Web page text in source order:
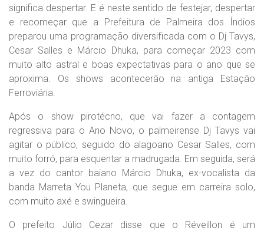
significa despertar. E é neste sentido de festejar, despertar
e recomeçar que a Prefeitura de Palmeira dos Índios
preparou uma programação diversificada com o Dj Tavys,
Cesar Salles e Márcio Dhuka, para começar 2023 com
muito alto astral e boas expectativas para o ano que se
aproxima. Os shows acontecerão na antiga Estação
Ferroviária.
Após o show pirotécno, que vai fazer a contagem
regressiva para o Ano Novo, o palmeirense Dj Tavys vai
agitar o público, seguido do alagoano Cesar Salles, com
muito forró, para esquentar a madrugada. Em seguida, será
a vez do cantor baiano Márcio Dhuka, ex-vocalista da
banda Marreta You Planeta, que segue em carreira solo,
com muito axé e swingueira.
O prefeito Júlio Cezar disse que o Réveillon é um